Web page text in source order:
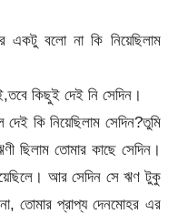
বলো না কি নিয়েছিলাম
কিছুই দেই নি সেদিন।
কি নিয়েছিলাম সেদিন?তুমি
ছিলাম তোমার কাছে সেদিন।
আর সেদিন সে ঋণ টুকু
তোমার প্রাপ্য দেনমোহর এর